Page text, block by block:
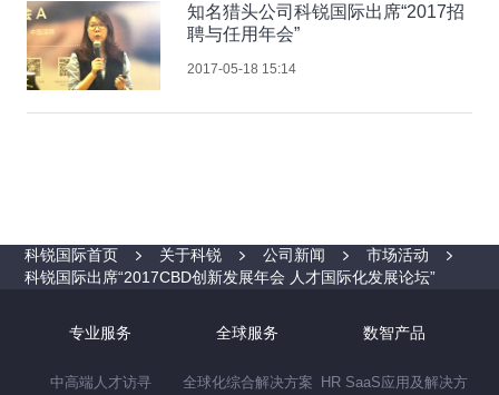
知名猎头公司科锐国际出席“2017招
聘与任用年会”
2017-05-18 15:14
科锐国际首页 关于科锐 公司新闻
市场活动
科锐国际出席“2017CBD创新发展年会 人才国际化发展论坛”
专业服务
中高端人才访寻
全球服务
全球化综合解决方案
数智产品
HR SaaS应用及解决方